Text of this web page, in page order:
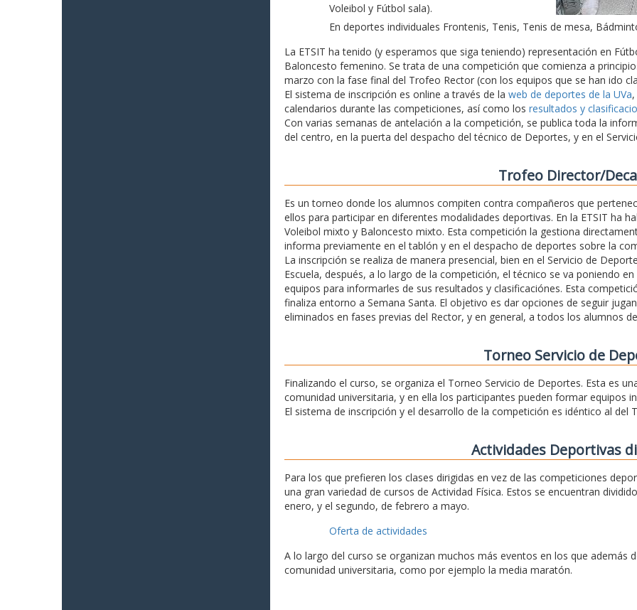
Voleibol y Fútbol sala).
En deportes individuales Frontenis, Tenis, Tenis de mesa,
La ETSIT ha tenido (y esperamos que siga teniendo) representación en
Baloncesto femenino. Se trata de una competición que comienza a
marzo con la fase final del Trofeo Rector (con los equipos que se han ido
El sistema de inscripción es online a través de la web de deportes de la UVa
calendarios durante las competiciones, así como los resultados y
Con varias semanas de antelación a la competición, se publica toda la
del centro, en la puerta del despacho del técnico de Deportes, y en el
Trofeo Director/
Es un torneo donde los alumnos compiten contra compañeros que
ellos para participar en diferentes modalidades deportivas. En la ETSIT ha
Voleibol mixto y Baloncesto mixto. Esta competición la gestiona
informa previamente en el tablón y en el despacho de deportes sobre la
La inscripción se realiza de manera presencial, bien en el Servicio de
Escuela, después, a lo largo de la competición, el técnico se va poniendo
equipos para informarles de sus resultados y clasificaciónes. Esta
finaliza entorno a Semana Santa. El objetivo es dar opciones de seguir
eliminados en fases previas del Rector, y en general, a todos los alumnos
Torneo Servicio de
Finalizando el curso, se organiza el Torneo Servicio de Deportes. Esta es
comunidad universitaria, y en ella los participantes pueden formar equipos
El sistema de inscripción y el desarrollo de la competición es idéntico al del
Actividades Deportivas
Para los que prefieren los clases dirigidas en vez de las competiciones
una gran variedad de cursos de Actividad Física. Estos se encuentran
enero, y el segundo, de febrero a mayo.
Oferta de actividades
A lo largo del curso se organizan muchos más eventos en los que además
comunidad universitaria, como por ejemplo la media maratón.